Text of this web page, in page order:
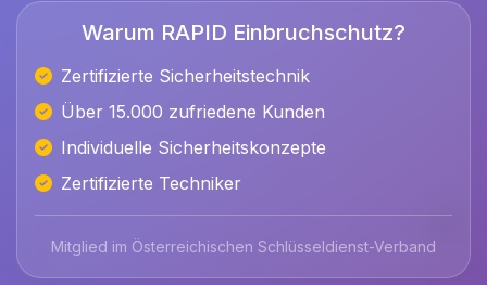
Warum RAPID Einbruchschutz?
Zertifizierte Sicherheitstechnik
Über 15.000 zufriedene Kunden
Individuelle Sicherheitskonzepte
Zertifizierte Techniker
Mitglied im Österreichischen Schlüsseldienst-Verband